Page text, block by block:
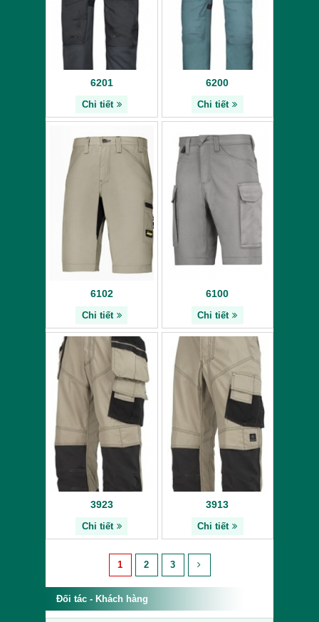
6201
Chi tiết
6200
Chi tiết
6102
Chi tiết
6100
Chi tiết
3923
Chi tiết
3913
Chi tiết
1 2 3
Đối tác - Khách hàng